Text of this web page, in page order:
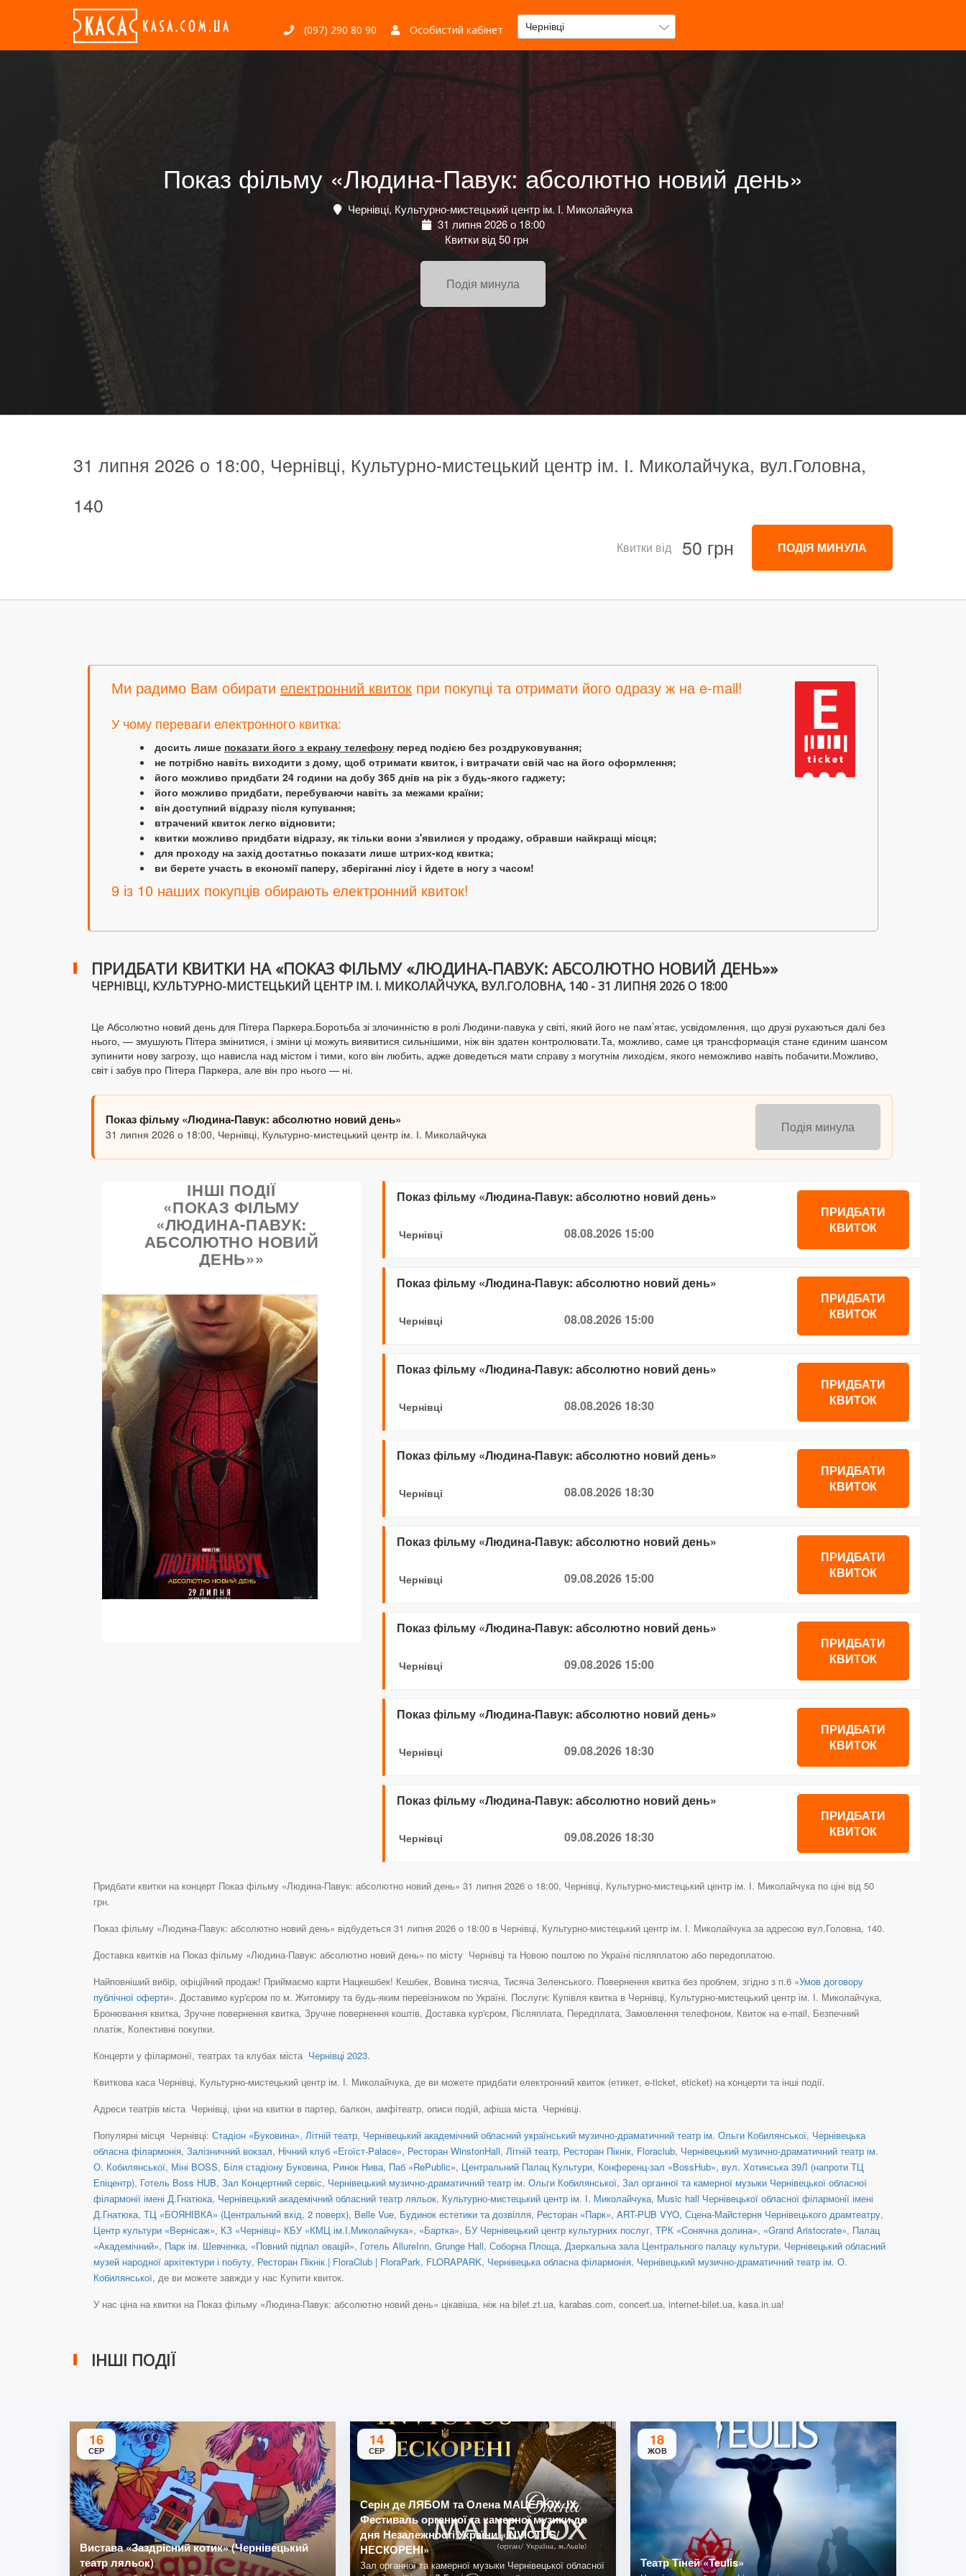
(097) 290 80 90 Особистий кабінет Чернівці
Показ фільму «Людина-Павук: абсолютно новий день»
Чернівці, Культурно-мистецький центр ім. І. Миколайчука
31 липня 2026 о 18:00
Квитки від 50 грн
Подія минула
31 липня 2026 о 18:00, Чернівці, Культурно-мистецький центр ім. І. Миколайчука, вул.Головна,
140
Квитки від 50 грн ПОДІЯ МИНУЛА
Ми радимо Вам обирати електронний квиток при покупці та отримати його одразу ж на e-mail!
У чому переваги електронного квитка:
досить лише показати його з екрану телефону перед подією без роздруковування;
не потрібно навіть виходити з дому, щоб отримати квиток, і витрачати свій час на його оформлення;
його можливо придбати 24 години на добу 365 днів на рік з будь-якого гаджету;
його можливо придбати, перебуваючи навіть за межами країни;
він доступний відразу після купування;
втрачений квиток легко відновити;
квитки можливо придбати відразу, як тільки вони з'явилися у продажу, обравши найкращі місця;
для проходу на захід достатньо показати лише штрих-код квитка;
ви берете участь в економії паперу, зберіганні лісу і йдете в ногу з часом!
9 із 10 наших покупців обирають електронний квиток!
ПРИДБАТИ КВИТКИ НА «ПОКАЗ ФІЛЬМУ «ЛЮДИНА-ПАВУК: АБСОЛЮТНО НОВИЙ ДЕНЬ»»
ЧЕРНІВЦІ, КУЛЬТУРНО-МИСТЕЦЬКИЙ ЦЕНТР ІМ. І. МИКОЛАЙЧУКА, ВУЛ.ГОЛОВНА, 140 - 31 ЛИПНЯ 2026 О 18:00
Це Абсолютно новий день для Пітера Паркера.Боротьба зі злочинністю в ролі Людини-павука у світі, який його не пам’ятає, усвідомлення, що друзі рухаються далі без
нього, — змушують Пітера змінитися, і зміни ці можуть виявитися сильнішими, ніж він здатен контролювати.Та, можливо, саме ця трансформація стане єдиним шансом
зупинити нову загрозу, що нависла над містом і тими, кого він любить, адже доведеться мати справу з могутнім лиходієм, якого неможливо навіть побачити.Можливо,
світ і забув про Пітера Паркера, але він про нього — ні.
Показ фільму «Людина-Павук: абсолютно новий день»
31 липня 2026 о 18:00, Чернівці, Культурно-мистецький центр ім. І. Миколайчука Подія минула
ІНШІ ПОДІЇ
«ПОКАЗ ФІЛЬМУ
«ЛЮДИНА-ПАВУК:
АБСОЛЮТНО НОВИЙ
ДЕНЬ»»
Показ фільму «Людина-Павук: абсолютно новий день»
Чернівці 08.08.2026 15:00
ПРИДБАТИ
КВИТОК
Показ фільму «Людина-Павук: абсолютно новий день»
Чернівці 08.08.2026 15:00
ПРИДБАТИ
КВИТОК
Показ фільму «Людина-Павук: абсолютно новий день»
Чернівці 08.08.2026 18:30
ПРИДБАТИ
КВИТОК
Показ фільму «Людина-Павук: абсолютно новий день»
Чернівці 08.08.2026 18:30
ПРИДБАТИ
КВИТОК
Показ фільму «Людина-Павук: абсолютно новий день»
Чернівці 09.08.2026 15:00
ПРИДБАТИ
КВИТОК
Показ фільму «Людина-Павук: абсолютно новий день»
Чернівці 09.08.2026 15:00
ПРИДБАТИ
КВИТОК
Показ фільму «Людина-Павук: абсолютно новий день»
Чернівці 09.08.2026 18:30
ПРИДБАТИ
КВИТОК
Показ фільму «Людина-Павук: абсолютно новий день»
Чернівці 09.08.2026 18:30
ПРИДБАТИ
КВИТОК
Придбати квитки на концерт Показ фільму «Людина-Павук: абсолютно новий день» 31 липня 2026 о 18:00, Чернівці, Культурно-мистецький центр ім. І. Миколайчука по ціні від 50
грн.
Показ фільму «Людина-Павук: абсолютно новий день» відбудеться 31 липня 2026 о 18:00 в Чернівці, Культурно-мистецький центр ім. І. Миколайчука за адресою вул.Головна, 140.
Доставка квитків на Показ фільму «Людина-Павук: абсолютно новий день» по місту Чернівці та Новою поштою по Україні післяплатою або передоплатою.
Найповніший вибір, офіційний продаж! Приймаємо карти Нацкешбек! Кешбек, Вовина тисяча, Тисяча Зеленського. Повернення квитка без проблем, згідно з п.6 «Умов договору
публічної оферти». Доставимо кур'єром по м. Житомиру та будь-яким перевізником по Україні. Послуги: Купівля квитка в Чернівці, Культурно-мистецький центр ім. І. Миколайчука,
Бронювання квитка, Зручне повернення квитка, Зручне повернення коштів, Доставка кур'єром, Післяплата, Передплата, Замовлення телефоном, Квиток на e-mail, Безпечний
платіж, Колективні покупки.
Концерти у філармонії, театрах та клубах міста Чернівці 2023.
Квиткова каса Чернівці, Культурно-мистецький центр ім. І. Миколайчука, де ви можете придбати електронний квиток (етикет, e-ticket, eticket) на концерти та інші події.
Адреси театрів міста Чернівці, ціни на квитки в партер, балкон, амфітеатр, описи подій, афіша міста Чернівці.
Популярні місця Чернівці: Стадіон «Буковина», Літній театр, Чернівецький академічний обласний український музично-драматичний театр ім. Ольги Кобилянської, Чернівецька
обласна філармонія, Залізничний вокзал, Нічний клуб «Егоїст-Palace», Ресторан WinstonHall, Літній театр, Ресторан Пікнік, Floraclub, Чернівецький музично-драматичний театр ім.
О. Кобилянської, Міні BOSS, Біля стадіону Буковина, Ринок Нива, Паб «RePublic», Центральний Палац Культури, Конференц-зал «BossHub», вул. Хотинська 39Л (напроти ТЦ
Епіцентр), Готель Boss HUB, Зал Концертний сервіс, Чернівецький музично-драматичний театр ім. Ольги Кобилянської, Зал органної та камерної музыки Чернівецької обласної
філармонії імені Д.Гнатюка, Чернівецький академічний обласний театр ляльок, Культурно-мистецький центр ім. І. Миколайчука, Music hall Чернівецької обласної філармонії імені
Д.Гнатюка, ТЦ «БОЯНІВКА» (Центральний вхід, 2 поверх), Belle Vue, Будинок естетики та дозвілля, Ресторан «Парк», ART-PUB VYO, Сцена-Майстерня Чернівецького драмтеатру,
Центр культури «Вернісаж», КЗ «Чернівці» КБУ «КМЦ ім.І.Миколайчука», «Бартка», БУ Чернівецький центр культурних послуг, ТРК «Сонячна долина», «Grand Aristocrate», Палац
«Академічний», Парк ім. Шевченка, «Повний підпал овацій», Готель AllureInn, Grunge Hall, Соборна Площа, Дзеркальна зала Центрального палацу культури, Чернівецький обласний
музей народної архітектури і побуту, Ресторан Пікнік | FloraClub | FloraPark, FLORAPARK, Чернівецька обласна філармонія, Чернівецький музично-драматичний театр ім. О.
Кобилянської, де ви можете завжди у нас Купити квиток.
У нас ціна на квитки на Показ фільму «Людина-Павук: абсолютно новий день» цікавіша, ніж на bilet.zt.ua, karabas.com, concert.ua, internet-bilet.ua, kasa.in.ua!
ІНШІ ПОДІЇ
16
СЕР
Вистава «Заздрісний котик» (Чернівецький
театр ляльок)
14
СЕР
Серін де ЛЯБОМ та Олена МАЦЕЛЮХ. IX
Фестиваль органної та камерної музики до
дня Незалежності України «INVICTUS/
НЕСКОРЕНІ»
Зал органної та камерної музыки Чернівецької обласної
18
ЖОВ
Театр Тіней «Teulis»